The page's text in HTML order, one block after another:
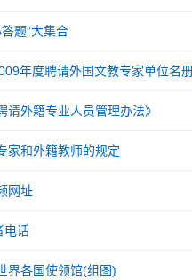
题”大集合
年度聘请外国文教专家单位名
请外籍专业人员管理办法》
家和外籍教师的规定
网址
电话
界各国使领馆(组图)